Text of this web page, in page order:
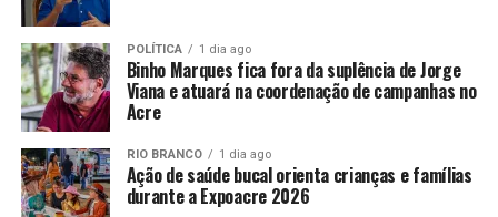
POLÍTICA 1 dia ago
Binho Marques fica fora da suplência de Jorge
Viana e atuará na coordenação de campanhas no
Acre
RIO BRANCO 1 dia ago
Ação de saúde bucal orienta crianças e famílias
durante a Expoacre 2026